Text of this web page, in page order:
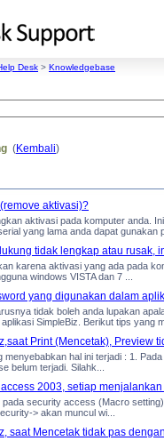
Desk > Knowledgebase
(Kembali)
aktivasi)?
aktivasi pada komputer anda.
yang lama anda dapat gunakan
tidak lengkap atau rusak,
karena aktivasi yang ada pada
windows VISTA dan 7 ...
yang digunakan dalam
tidak boleh anda lupakan
SimpleBiz. Berikut tips yang
Print (Mencetak), Preview
menyebabkan hal ini terjadi : 1.
belum terjadi. Silahk...
2003, setiap
pada security access (Macro
> akan muncul wi...
saat Mencetak tidak pas